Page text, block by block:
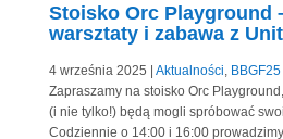
Stoisko Orc Playground
warsztaty i zabawa z
4 września 2025 | Aktualności, BBGF25
Zapraszamy na stoisko Orc
(i nie tylko!) będą mogli spróbować
Codziennie o 14:00 i 16:00